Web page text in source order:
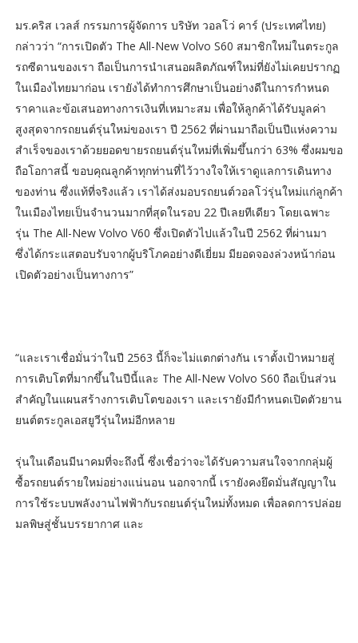
มร.คริส เวลส์ กรรมการผู้จัดการ บริษัท วอลโว่ คาร์ (ประเทศไทย)
กล่าวว่า “การเปิดตัว The All-New Volvo S60 สมาชิกใหม่ในตระกูล
รถซีดานของเรา ถือเป็นการนำเสนอผลิตภัณฑ์ใหม่ที่ยังไม่เคยปรากฏ
ในเมืองไทยมาก่อน เรายังได้ทำการศึกษาเป็นอย่างดีในการกำหนด
ราคาและข้อเสนอทางการเงินที่เหมาะสม เพื่อให้ลูกค้าได้รับมูลค่า
สูงสุดจากรถยนต์รุ่นใหม่ของเรา ปี 2562 ที่ผ่านมาถือเป็นปีแห่งความ
สำเร็จของเราด้วยยอดขายรถยนต์รุ่นใหม่ที่เพิ่มขึ้นกว่า 63% ซึ่งผมขอ
ถือโอกาสนี้ ขอบคุณลูกค้าทุกท่านที่ไว้วางใจให้เราดูแลการเดินทาง
ของท่าน ซึ่งแท้ที่จริงแล้ว เราได้ส่งมอบรถยนต์วอลโว่รุ่นใหม่แก่ลูกค้า
ในเมืองไทยเป็นจำนวนมากที่สุดในรอบ 22 ปีเลยทีเดียว โดยเฉพาะ
รุ่น The All-New Volvo V60 ซึ่งเปิดตัวไปแล้วในปี 2562 ที่ผ่านมา
ซึ่งได้กระแสตอบรับจากผู้บริโภคอย่างดีเยี่ยม มียอดจองล่วงหน้าก่อน
เปิดตัวอย่างเป็นทางการ”
“และเราเชื่อมั่นว่าในปี 2563 นี้ก็จะไม่แตกต่างกัน เราตั้งเป้าหมายสู่
การเติบโตที่มากขึ้นในปีนี้และ The All-New Volvo S60 ถือเป็นส่วน
สำคัญในแผนสร้างการเติบโตของเรา และเรายังมีกำหนดเปิดตัวยาน
ยนต์ตระกูลเอสยูวีรุ่นใหม่อีกหลาย
รุ่นในเดือนมีนาคมที่จะถึงนี้ ซึ่งเชื่อว่าจะได้รับความสนใจจากกลุ่มผู้
ซื้อรถยนต์รายใหม่อย่างแน่นอน นอกจากนี้ เรายังคงยึดมั่นสัญญาใน
การใช้ระบบพลังงานไฟฟ้ากับรถยนต์รุ่นใหม่ทั้งหมด เพื่อลดการปล่อย
มลพิษสู่ชั้นบรรยากาศ และ